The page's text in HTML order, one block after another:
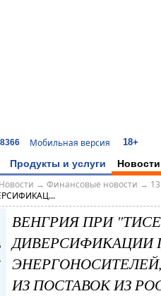
Мобильная версия 18+
Продукты и услуги Новости
Новости → Финансовые новости →
ВЕНГРИЯ ПРИ
ДИВЕРСИФИКАЦИИ
ИЗ ПОСТАВОК ИЗ